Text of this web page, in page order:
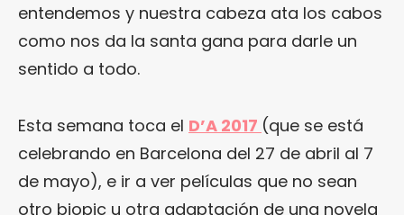
entendemos y nuestra cabeza ata los cabos
como nos da la santa gana para darle un
sentido a todo.
Esta semana toca el D’A 2017 (que se está
celebrando en Barcelona del 27 de abril al 7
de mayo), e ir a ver películas que no sean
otro biopic u otra adaptación de una novela